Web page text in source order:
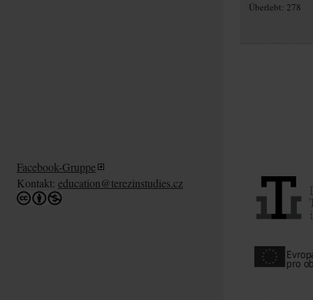
Überlebt: 278
Facebook-Gruppe
Kontakt: education@terezinstudies.cz